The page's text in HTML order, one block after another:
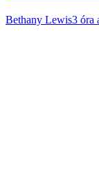
Bethany Lewis3 óra